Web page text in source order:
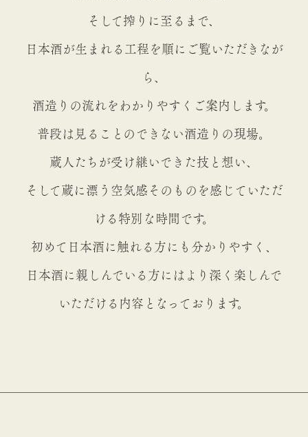
そして搾りに至るまで、
日本酒が生まれる工程を順にご覧いただきなが
ら、
酒造りの流れをわかりやすくご案内します。
普段は見ることのできない酒造りの現場。
蔵人たちが受け継いできた技と想い、
そして蔵に漂う空気感そのものを感じていただ
ける特別な時間です。
初めて日本酒に触れる方にも分かりやすく、
日本酒に親しんでいる方にはより深く楽しんで
いただける内容となっております。